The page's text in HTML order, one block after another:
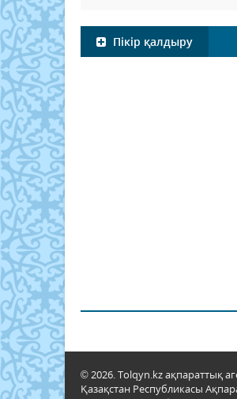
Пікір қалдыру
© 2026. Tolqyn.kz ақпараттық
Қазақстан Республикасы